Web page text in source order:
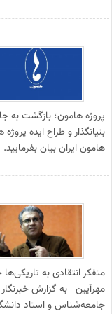
پروژه هامون؛ بازگشت به
بنیانگذار و طراح ایده
هامون ایران بیان
متفکر انتقادی به
مهرآیین به گزارش
جامعه‌شناس و استاد